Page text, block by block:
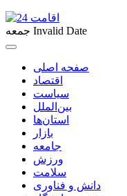
جمعه Invalid Date
صفحه اصلی
اقتصاد
سیاست
بین‌الملل
استان‌ها
بازار
جامعه
ورزش
سلامت
دانش و فناوری